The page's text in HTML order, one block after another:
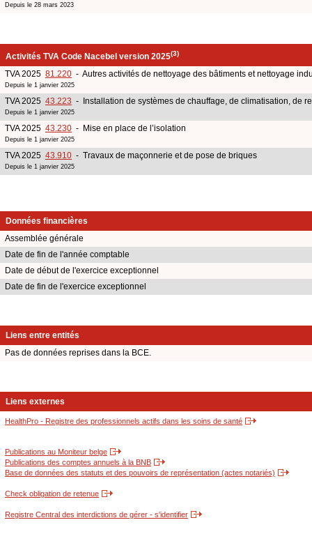
Depuis le 28 mars 2023
Activités TVA Code Nacebel version 2025(3)
TVA 2025 81.220 - Autres activités de nettoyage des bâtiments et nettoyage
Depuis le 1 janvier 2025
TVA 2025 43.223 - Installation de systèmes de chauffage, de climatisation, de
Depuis le 1 janvier 2025
TVA 2025 43.230 - Mise en place de l’isolation
Depuis le 1 janvier 2025
TVA 2025 43.910 - Travaux de maçonnerie et de pose de briques
Depuis le 1 janvier 2025
Données financières
Assemblée générale
Date de fin de l'année comptable
Date de début de l'exercice exceptionnel
Date de fin de l'exercice exceptionnel
Liens entre entités
Pas de données reprises dans la BCE.
Liens externes
HealthPro - Registre des professionnels actifs dans les soins de santé
Publications au Moniteur belge
Publications des comptes annuels à la BNB
Base de données des statuts et des pouvoirs de représentation (actes notariés)
Check obligation de retenue
Registre Central des interdictions de gérer - s'identifier